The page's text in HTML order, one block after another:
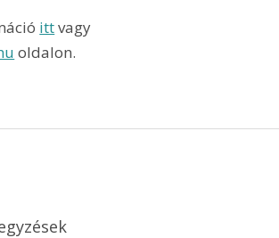
itt vagy
oldalon.